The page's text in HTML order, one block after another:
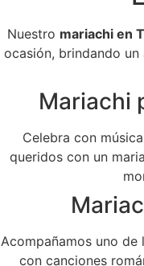
Nuestro mariachi en
ocasión, brindando
Mariachi
Celebra con
queridos con un
Acompañamos uno
con canciones